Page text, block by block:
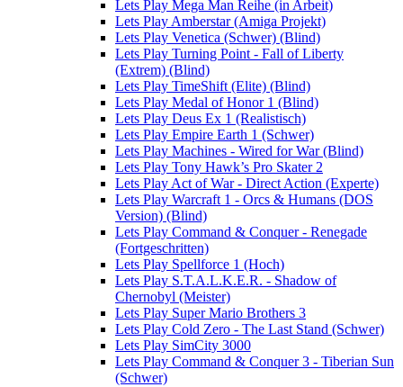
Lets Play Mega Man Reihe (in Arbeit)
Lets Play Amberstar (Amiga Projekt)
Lets Play Venetica (Schwer) (Blind)
Lets Play Turning Point - Fall of Liberty
(Extrem) (Blind)
Lets Play TimeShift (Elite) (Blind)
Lets Play Medal of Honor 1 (Blind)
Lets Play Deus Ex 1 (Realistisch)
Lets Play Empire Earth 1 (Schwer)
Lets Play Machines - Wired for War (Blind)
Lets Play Tony Hawk’s Pro Skater 2
Lets Play Act of War - Direct Action (Experte)
Lets Play Warcraft 1 - Orcs & Humans (DOS
Version) (Blind)
Lets Play Command & Conquer - Renegade
(Fortgeschritten)
Lets Play Spellforce 1 (Hoch)
Lets Play S.T.A.L.K.E.R. - Shadow of
Chernobyl (Meister)
Lets Play Super Mario Brothers 3
Lets Play Cold Zero - The Last Stand (Schwer)
Lets Play SimCity 3000
Lets Play Command & Conquer 3 - Tiberian Sun
(Schwer)